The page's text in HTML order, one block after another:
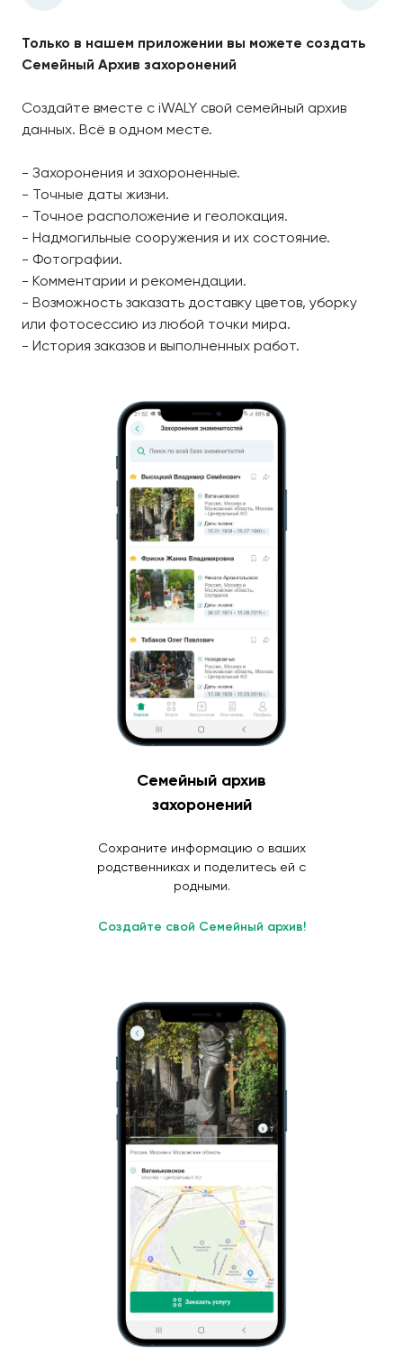
Только в нашем приложении вы можете создать
Семейный Архив захоронений
Создайте вместе с iWALY свой семейный архив
данных. Всё в одном месте.
- Захоронения и захороненные.
- Точные даты жизни.
- Точное расположение и геолокация.
- Надмогильные сооружения и их состояние.
- Фотографии.
- Комментарии и рекомендации.
- Возможность заказать доставку цветов, уборку
или фотосессию из любой точки мира.
- История заказов и выполненных работ.
Семейный архив
захоронений
Сохраните информацию о ваших
родственниках и поделитесь ей с
родными.
Создайте свой Семейный архив!